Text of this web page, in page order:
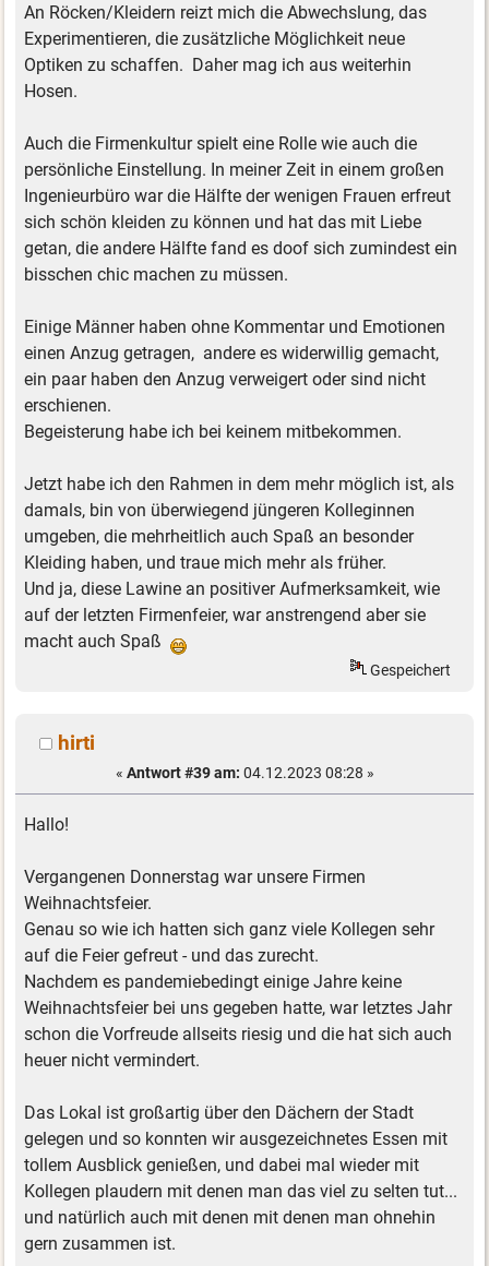
An Röcken/Kleidern reizt mich die Abwechslung, das
Experimentieren, die zusätzliche Möglichkeit neue
Optiken zu schaffen. Daher mag ich aus weiterhin
Hosen.
Auch die Firmenkultur spielt eine Rolle wie auch die
persönliche Einstellung. In meiner Zeit in einem großen
Ingenieurbüro war die Hälfte der wenigen Frauen erfreut
sich schön kleiden zu können und hat das mit Liebe
getan, die andere Hälfte fand es doof sich zumindest ein
bisschen chic machen zu müssen.
Einige Männer haben ohne Kommentar und Emotionen
einen Anzug getragen, andere es widerwillig gemacht,
ein paar haben den Anzug verweigert oder sind nicht
erschienen.
Begeisterung habe ich bei keinem mitbekommen.
Jetzt habe ich den Rahmen in dem mehr möglich ist, als
damals, bin von überwiegend jüngeren Kolleginnen
umgeben, die mehrheitlich auch Spaß an besonder
Kleiding haben, und traue mich mehr als früher.
Und ja, diese Lawine an positiver Aufmerksamkeit, wie
auf der letzten Firmenfeier, war anstrengend aber sie
macht auch Spaß
Gespeichert
hirti
« Antwort #39 am: 04.12.2023 08:28 »
Hallo!
Vergangenen Donnerstag war unsere Firmen
Weihnachtsfeier.
Genau so wie ich hatten sich ganz viele Kollegen sehr
auf die Feier gefreut - und das zurecht.
Nachdem es pandemiebedingt einige Jahre keine
Weihnachtsfeier bei uns gegeben hatte, war letztes Jahr
schon die Vorfreude allseits riesig und die hat sich auch
heuer nicht vermindert.
Das Lokal ist großartig über den Dächern der Stadt
gelegen und so konnten wir ausgezeichnetes Essen mit
tollem Ausblick genießen, und dabei mal wieder mit
Kollegen plaudern mit denen man das viel zu selten tut...
und natürlich auch mit denen mit denen man ohnehin
gern zusammen ist.